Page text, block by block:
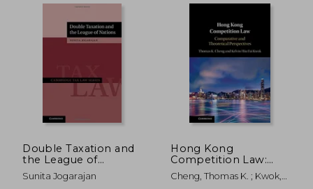
$ 127.53
40%
dcto.
Double Taxation and
the League of
Nations (Cambridge
tax law Series) (en
Sunita Jogarajan
Hong Kong
Competition Law:
Comparative and
Theoretical
Cheng, Thomas K. ; Kwok,